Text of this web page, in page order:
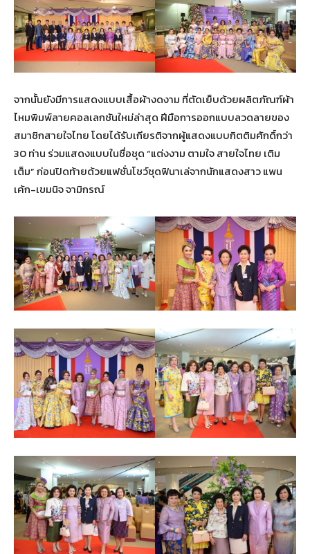
จากนั้นยังมีการแสดงแบบเสื้อผ้างดงาม ที่ตัดเย็บด้วยผลิตภัณฑ์ผ้า
ไหมพิมพ์ลายคอลเลกชันใหม่ล่าสุด ฝีมือการออกแบบลวดลายของ
สมาชิกสายใจไทย โดยได้รับเกียรติจากผู้แสดงแบบกิตติมศักดิ์กว่า
30 ท่าน ร่วมแสดงแบบในชื่อชุด “แต่งงาม ตามใจ สายใจไทย เติม
เต็ม” ก่อนปิดท้ายด้วยแฟชั่นโชว์ชุดฟินาเล่จากนักแสดงสาว แพน
เค้ก-เขมนิจ จามิกรณ์